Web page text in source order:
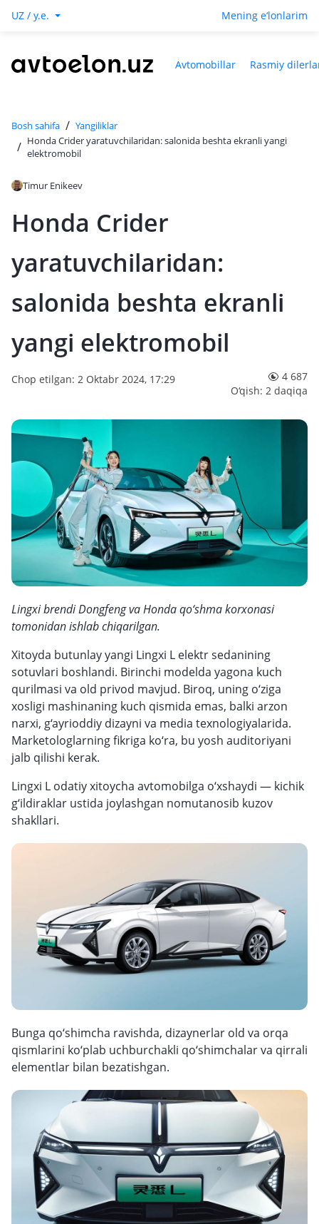
UZ / y.e. Mening e‘lonlarim
Avtomobillar Rasmiy
Bosh sahifa / Yangiliklar
/ Honda Crider yaratuvchilaridan: salonida beshta ekranli yangi
elektromobil
Timur Enikeev
Honda Crider
yaratuvchilaridan:
salonida beshta ekranli
yangi elektromobil
Chop etilgan: 2 Oktabr 2024, 17:29
4 687
O‘qish: 2 daqiqa
Lingxi brendi Dongfeng va Honda qo‘shma korxonasi
tomonidan ishlab chiqarilgan.
Xitoyda butunlay yangi Lingxi L elektr sedanining
sotuvlari boshlandi. Birinchi modelda yagona kuch
qurilmasi va old privod mavjud. Biroq, uning o‘ziga
xosligi mashinaning kuch qismida emas, balki arzon
narxi, g‘ayrioddiy dizayni va media texnologiyalarida.
Marketologlarning fikriga ko‘ra, bu yosh auditoriyani
jalb qilishi kerak.
Lingxi L odatiy xitoycha avtomobilga o‘xshaydi — kichik
g‘ildiraklar ustida joylashgan nomutanosib kuzov
shakllari.
Bunga qo‘shimcha ravishda, dizaynerlar old va orqa
qismlarini ko‘plab uchburchakli qo‘shimchalar va qirrali
elementlar bilan bezatishgan.